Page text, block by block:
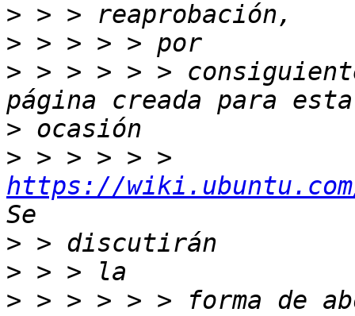
>
>
> > > > > >
>
>
https://wiki.ubuntu.com/
>
>
> > > > > > forma de